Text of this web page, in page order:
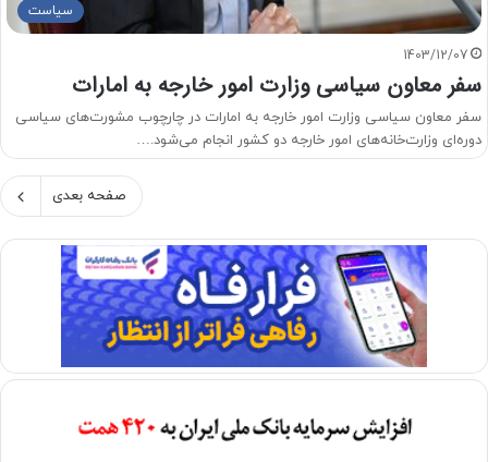
سیاست
1403/12/07
سفر معاون سیاسی وزارت امور خارجه به امارات
سفر معاون سیاسی وزارت امور خارجه به امارات در چارچوب مشورت‌های سیاسی
دوره‌ای وزارت‌خانه‌های امور خارجه دو کشور انجام می‌شود.…
صفحه بعدی